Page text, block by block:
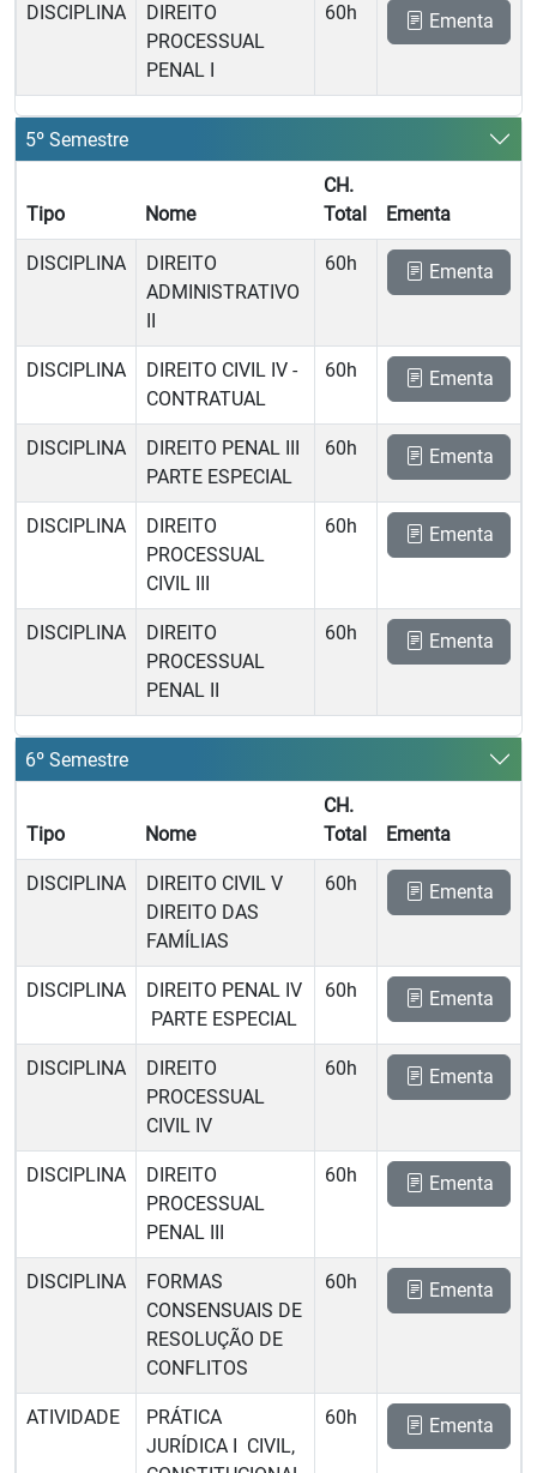
DISCIPLINA
DIREITO
PROCESSUAL
PENAL I
60h Ementa
5º Semestre
Tipo Nome
CH.
Total
Ementa
DISCIPLINA
DIREITO
ADMINISTRATIVO
II
60h Ementa
DISCIPLINA
DIREITO CIVIL IV -
CONTRATUAL
60h Ementa
DISCIPLINA
DIREITO PENAL III 
PARTE ESPECIAL
60h Ementa
DISCIPLINA
DIREITO
PROCESSUAL
CIVIL III
60h Ementa
DISCIPLINA
DIREITO
PROCESSUAL
PENAL II
60h Ementa
6º Semestre
Tipo Nome
CH.
Total
Ementa
DISCIPLINA
DIREITO CIVIL V 
DIREITO DAS
FAMÍLIAS
60h Ementa
DISCIPLINA
DIREITO PENAL IV
 PARTE ESPECIAL
60h Ementa
DISCIPLINA
DIREITO
PROCESSUAL
CIVIL IV
60h Ementa
DISCIPLINA
DIREITO
PROCESSUAL
PENAL III
60h Ementa
DISCIPLINA
FORMAS
CONSENSUAIS DE
RESOLUÇÃO DE
CONFLITOS
60h Ementa
ATIVIDADE
PRÁTICA
JURÍDICA I  CIVIL,
60h Ementa